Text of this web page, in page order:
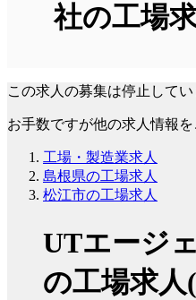
社の工場
この求人の募集は停止してい
お手数ですが他の求人情報を
工場・製造業求人
島根県の工場求人
松江市の工場求人
UTエージ
の工場求人